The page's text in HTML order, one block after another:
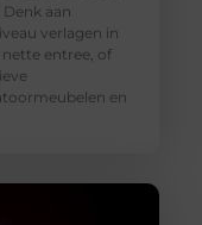
aan
verlagen in
entree, of
en